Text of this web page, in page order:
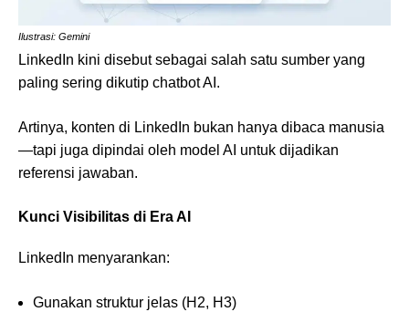
Ilustrasi: Gemini
LinkedIn kini disebut sebagai salah satu sumber yang
paling sering dikutip chatbot AI.
Artinya, konten di LinkedIn bukan hanya dibaca manusia
—tapi juga dipindai oleh model AI untuk dijadikan
referensi jawaban.
Kunci Visibilitas di Era AI
LinkedIn menyarankan:
Gunakan struktur jelas (H2, H3)